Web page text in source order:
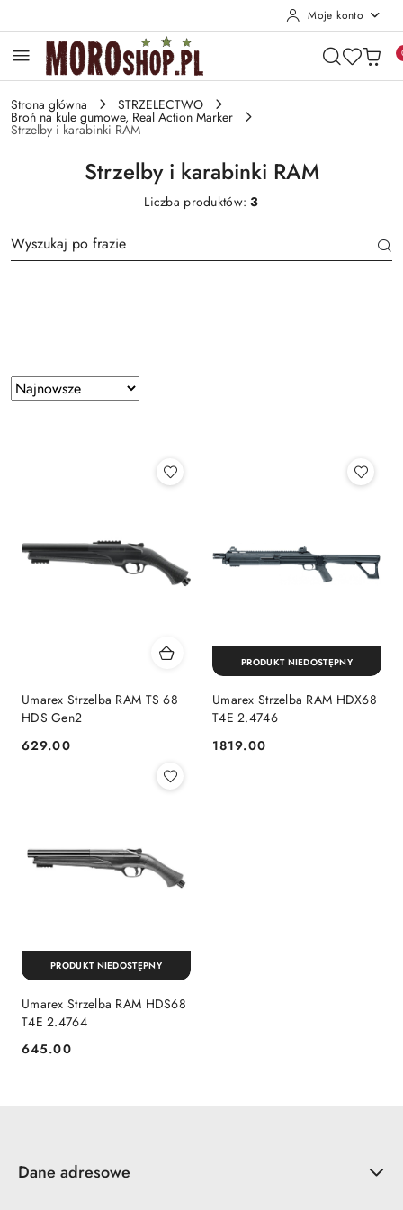
Moje konto
Strona główna STRZELECTWO
Broń na kule gumowe, Real Action Marker
Strzelby i karabinki RAM
Strzelby i karabinki RAM
Liczba produktów:3
Zastosowano
sortowanie:
Sortuj
według
Umarex Strzelba RAM TS 68
HDS Gen2
Cena:
629.00
Umarex Strzelba RAM HDX68
T4E 2.4746
Cena:
1819.00
PRODUKT NIEDOSTĘPNY
Umarex Strzelba RAM HDS68
T4E 2.4764
Cena:
645.00
PRODUKT NIEDOSTĘPNY
Dane adresowe